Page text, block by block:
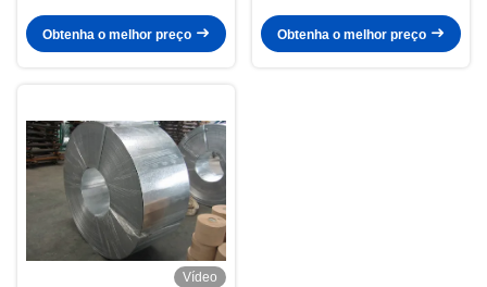
revestimento / tiras
Obtenha o melhor preço
Strip / tiras
Obtenha o melhor preço
Vídeo